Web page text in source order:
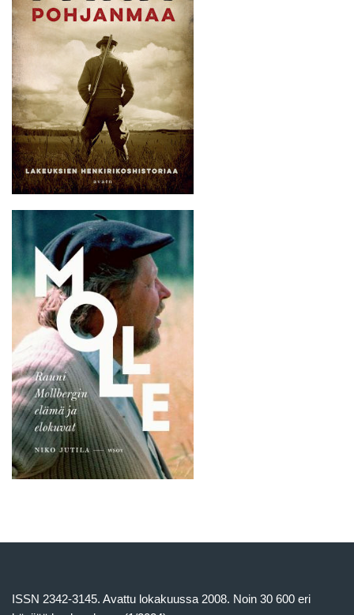
ISSN 2342-3145. Avattu lokakuussa 2008. Noin 30 600 eri